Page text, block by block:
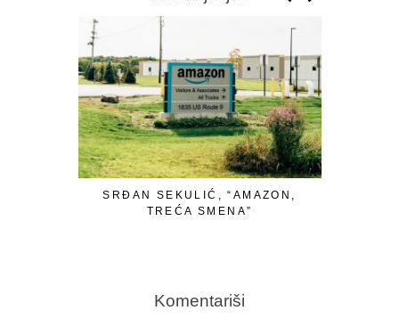
SRĐAN SEKULIĆ, “AMAZON,
TREĆA SMENA”
Komentariši